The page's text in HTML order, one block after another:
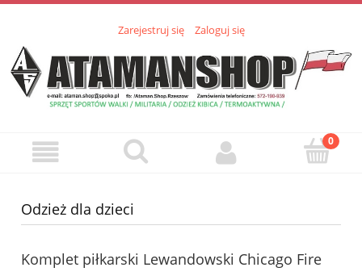
Zarejestruj się Zaloguj się
Odzież dla dzieci
Komplet piłkarski Lewandowski Chicago Fire